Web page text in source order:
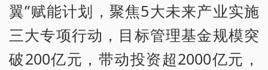
翼”赋能计划，聚焦5大未来产业实施
三大专项行动，目标管理基金规模突
破200亿元，带动投资超2000亿元，